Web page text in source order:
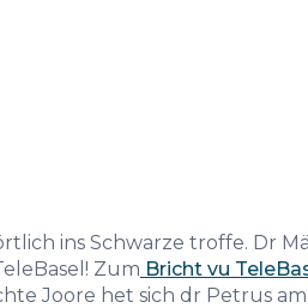
ins Schwarze troffe. Dr
Zum Bricht vu
Joore het sich dr Petrus